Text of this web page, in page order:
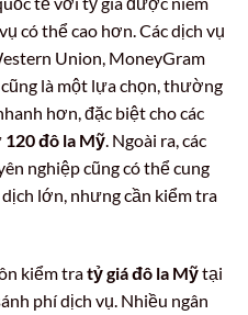
có thể cao hơn. Các dịch vụ
Union, MoneyGram
là một lựa chọn, thường
hơn, đặc biệt cho các
120 đô la Mỹ. Ngoài ra, các
nghiệp cũng có thể cung
lớn, nhưng cần kiểm tra
kiểm tratỷ giá đô la Mỹtại
phí dịch vụ. Nhiều ngân